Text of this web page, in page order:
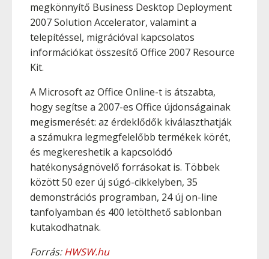
megkönnyítő Business Desktop Deployment
2007 Solution Accelerator, valamint a
telepítéssel, migrációval kapcsolatos
információkat összesítő Office 2007 Resource
Kit.
A Microsoft az Office Online-t is átszabta,
hogy segítse a 2007-es Office újdonságainak
megismerését: az érdeklődők kiválaszthatják
a számukra legmegfelelőbb termékek körét,
és megkereshetik a kapcsolódó
hatékonyságnövelő forrásokat is. Többek
között 50 ezer új súgó-cikkelyben, 35
demonstrációs programban, 24 új on-line
tanfolyamban és 400 letölthető sablonban
kutakodhatnak.
Forrás:HWSW.hu